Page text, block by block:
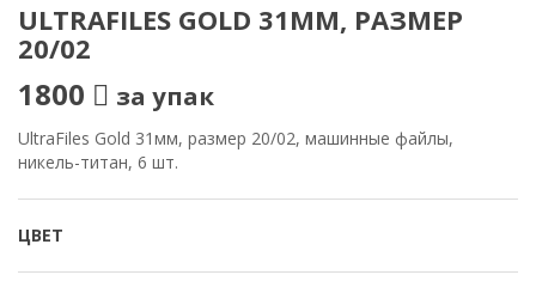
ULTRAFILES GOLD 31ММ, РАЗМЕР
20/02
1800 за упак
UltraFiles Gold 31мм, размер 20/02, машинные файлы,
никель-титан, 6 шт.
ЦВЕТ